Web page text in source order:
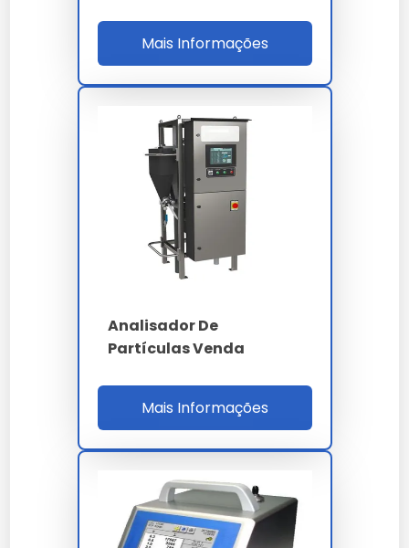
Repetibilidade
inferior a 1% conforme
ISO 13320
Vazão amostra
0.5 a 3.0 L/min
Ultrassom dispersão
40 kHz integrado
Calibração
traceable 1 a 100 µm
ISO 4406 - NAS 1638 -
SAE AS4059 - ISO
Interfaces
Mais Informações
Analisador De
Partículas Venda
Mais Informações